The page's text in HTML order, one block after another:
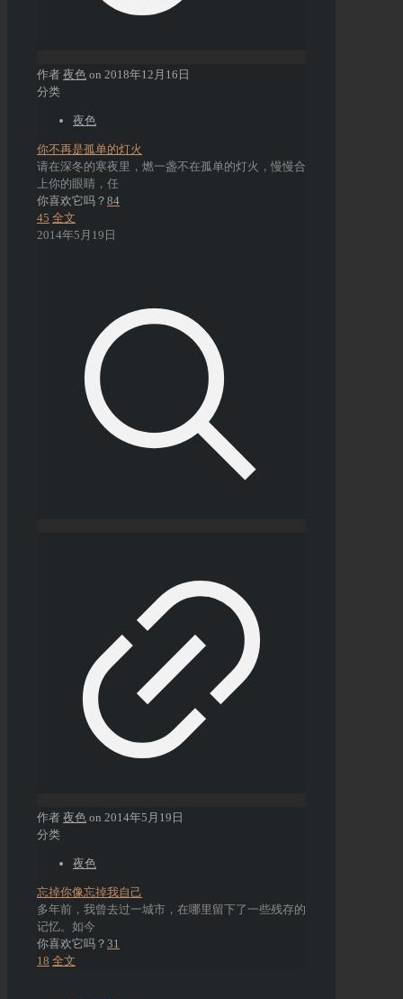
作者 夜色 on 2018年12月16日
分类
夜色
你不再是孤单的灯火
请在深冬的寒夜里，燃一盏不在孤单的灯火，慢慢合
上你的眼睛，任
你喜欢它吗？ 84
45 全文
2014年5月19日
作者 夜色 on 2014年5月19日
分类
夜色
忘掉你像忘掉我自己
多年前，我曾去过一城市，在哪里留下了一些残存的
记忆。如今
你喜欢它吗？ 31
18 全文